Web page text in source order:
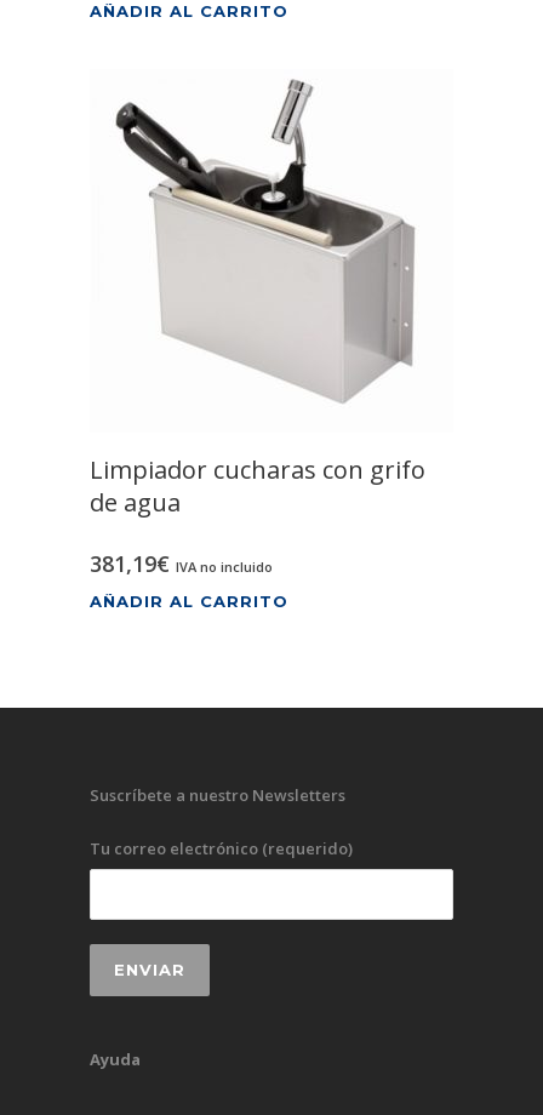
AÑADIR AL CARRITO
Limpiador cucharas con grifo
de agua
381,19€ IVA no incluido
AÑADIR AL CARRITO
Suscríbete a nuestro Newsletters
Tu correo electrónico (requerido)
Ayuda